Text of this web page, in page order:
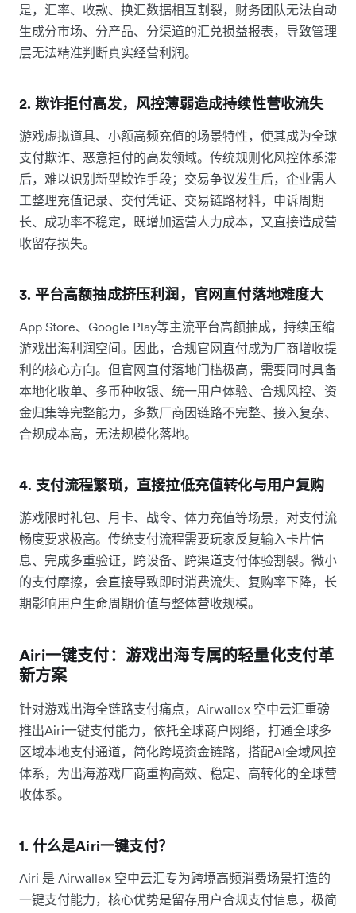
是，汇率、收款、换汇数据相互割裂，财务团队无法自动
生成分市场、分产品、分渠道的汇兑损益报表，导致管理
层无法精准判断真实经营利润。
2. 欺诈拒付高发，风控薄弱造成持续性营收流失
游戏虚拟道具、小额高频充值的场景特性，使其成为全球
支付欺诈、恶意拒付的高发领域。传统规则化风控体系滞
后，难以识别新型欺诈手段；交易争议发生后，企业需人
工整理充值记录、交付凭证、交易链路材料，申诉周期
长、成功率不稳定，既增加运营人力成本，又直接造成营
收留存损失。
3. 平台高额抽成挤压利润，官网直付落地难度大
App Store、Google Play等主流平台高额抽成，持续压缩
游戏出海利润空间。因此，合规官网直付成为厂商增收提
利的核心方向。但官网直付落地门槛极高，需要同时具备
本地化收单、多币种收银、统一用户体验、合规风控、资
金归集等完整能力，多数厂商因链路不完整、接入复杂、
合规成本高，无法规模化落地。
4. 支付流程繁琐，直接拉低充值转化与用户复购
游戏限时礼包、月卡、战令、体力充值等场景，对支付流
畅度要求极高。传统支付流程需要玩家反复输入卡片信
息、完成多重验证，跨设备、跨渠道支付体验割裂。微小
的支付摩擦，会直接导致即时消费流失、复购率下降，长
期影响用户生命周期价值与整体营收规模。
Airi一键支付：游戏出海专属的轻量化支付革
新方案
针对游戏出海全链路支付痛点，Airwallex 空中云汇重磅
推出Airi一键支付能力，依托全球商户网络，打通全球多
区域本地支付通道，简化跨境资金链路，搭配AI全域风控
体系，为出海游戏厂商重构高效、稳定、高转化的全球营
收体系。
1. 什么是Airi一键支付？
Airi 是 Airwallex 空中云汇专为跨境高频消费场景打造的
一键支付能力，核心优势是留存用户合规支付信息，极简